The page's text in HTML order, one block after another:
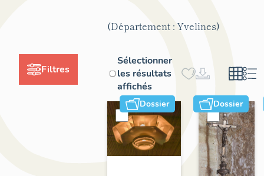
Filtres
(Département : Yvelines)
Sélectionner
les résultats
affichés
Dossier Dossier